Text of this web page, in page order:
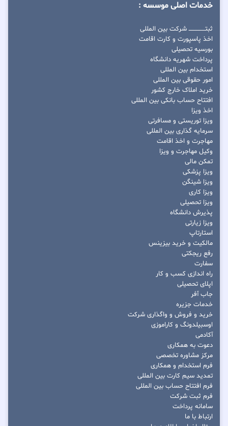
خدمات اصلی موسسه :
ثبتــــــــــــــــ شرکت بین المللی
اخذ پاسپورت و کارت اقامت
بورسیه تحصیلی
پرداخت شهریه دانشگاه
استخدام بین المللی
امور حقوقی بین المللی
خرید املاک خارج کشور
افتتاح حساب بانکی بین المللی
اخذ ویزا
ویزا توریستی و مسافرتی
سرمایه گذاری بین المللی
مهاجرت و اخذ اقامت
وکیل مهاجرت و ویزا
تمکن مالی
ویزا پزشکی
ویزا شینگن
ویزا کاری
ویزا تحصیلی
پذیرش دانشگاه
ویزا زیارتی
استارتاپ
مالکیت و خرید بیزینس
رفع ریجکتی
سفارت
راه اندازی کسب و کار
اپلای تحصیلی
جاب آفر
خدمات جزیره
خرید و فروش و واگذاری شرکت
اوسبیلدونگ و کاراموزی
آکادمی
دعوت به همکاری
مرکز مشاوره تخصصی
فرم استخدام و همکاری
تمدید سیم کارت بین المللی
فرم افتتاح حساب بین المللی
فرم ثبت شرکت
سامانه پرداخت
ارتباط با ما